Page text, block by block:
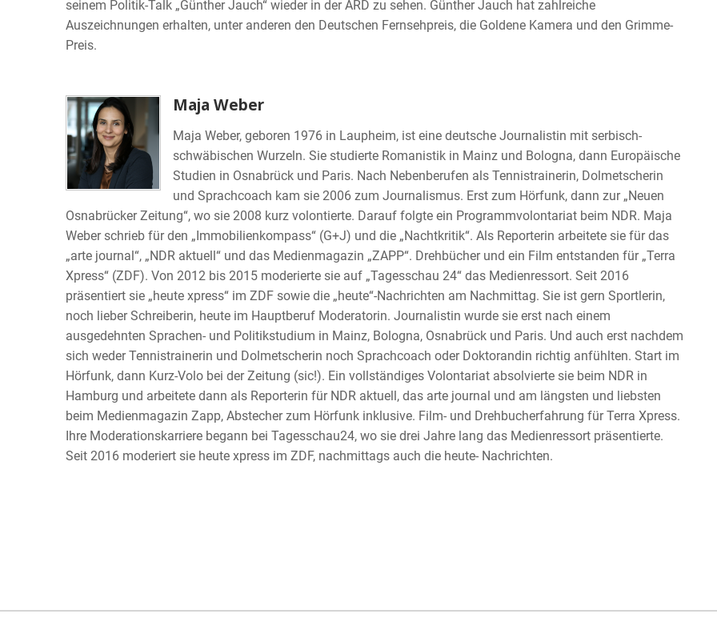
seinem Politik-Talk „Günther Jauch“ wieder in der ARD zu sehen. Günther Jauch hat zahlreiche
Auszeichnungen erhalten, unter anderen den Deutschen Fernsehpreis, die Goldene Kamera und den Grimme-
Preis.
Maja Weber
Maja Weber, geboren 1976 in Laupheim, ist eine deutsche Journalistin mit serbisch-
schwäbischen Wurzeln. Sie studierte Romanistik in Mainz und Bologna, dann Europäische
Studien in Osnabrück und Paris. Nach Nebenberufen als Tennistrainerin, Dolmetscherin
und Sprachcoach kam sie 2006 zum Journalismus. Erst zum Hörfunk, dann zur „Neuen
Osnabrücker Zeitung“, wo sie 2008 kurz volontierte. Darauf folgte ein Programmvolontariat beim NDR. Maja
Weber schrieb für den „Immobilienkompass“ (G+J) und die „Nachtkritik“. Als Reporterin arbeitete sie für das
„arte journal“, „NDR aktuell“ und das Medienmagazin „ZAPP“. Drehbücher und ein Film entstanden für „Terra
Xpress“ (ZDF). Von 2012 bis 2015 moderierte sie auf „Tagesschau 24“ das Medienressort. Seit 2016
präsentiert sie „heute xpress“ im ZDF sowie die „heute“-Nachrichten am Nachmittag. Sie ist gern Sportlerin,
noch lieber Schreiberin, heute im Hauptberuf Moderatorin. Journalistin wurde sie erst nach einem
ausgedehnten Sprachen- und Politikstudium in Mainz, Bologna, Osnabrück und Paris. Und auch erst nachdem
sich weder Tennistrainerin und Dolmetscherin noch Sprachcoach oder Doktorandin richtig anfühlten. Start im
Hörfunk, dann Kurz-Volo bei der Zeitung (sic!). Ein vollständiges Volontariat absolvierte sie beim NDR in
Hamburg und arbeitete dann als Reporterin für NDR aktuell, das arte journal und am längsten und liebsten
beim Medienmagazin Zapp, Abstecher zum Hörfunk inklusive. Film- und Drehbucherfahrung für Terra Xpress.
Ihre Moderationskarriere begann bei Tagesschau24, wo sie drei Jahre lang das Medienressort präsentierte.
Seit 2016 moderiert sie heute xpress im ZDF, nachmittags auch die heute- Nachrichten.